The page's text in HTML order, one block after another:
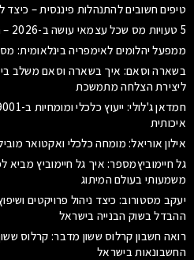
טיפים חשובים להתנהלות פיננסית –
5 טעויות מס שכל עצמאי עושה ב-2026 – רו"ח קרלוס ששון מסביר איך לתקן
ממפעל יהלומים לאימפריה בינלאומית:
בשארה וסאם: איך בשארה וסאם משלב בין
ליצירת הצלחה מתמשכת
איכותית
אילון אוריאל: מומחה כלכלי ואקטואר
גל חיימוביץמספר: איך גל חיימוביץ מביא
משמעותי בעולם המיתוג
יעקב מסטורוב: כיצד ניהול פרויקטים
ההבדל בשוק הבנייה בישראל
רואה חשבון קרלוס ששון מדבר: קרלוס
החשבונאות בישראל